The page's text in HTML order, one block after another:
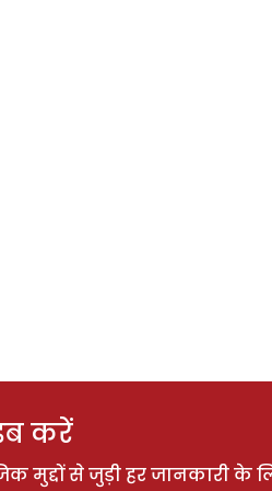
करें
मुद्दों से जुड़ी हर जानकारी के